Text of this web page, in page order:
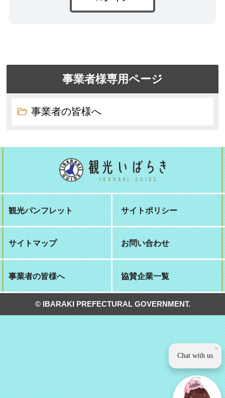
ざいます。
かねますのでご了承ください。
事業者様専用ページ
事業者の皆様へ
観光パンフレット サイトポリシー
サイトマップ お問い合わせ
事業者の皆様へ 協賛企業一覧
© IBARAKI PREFECTURAL GOVERNMENT.
×
Chat with us